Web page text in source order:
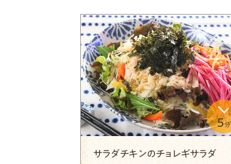
サラダチキンのチョレギサラダ
5分